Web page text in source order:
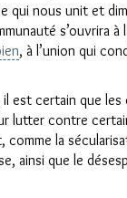
qui nous unit et
s’ouvrira à
, à l’union qui
est certain que les
lutter contre
la
ainsi que le